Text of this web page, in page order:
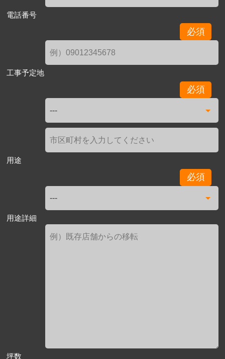
電話番号
必須
工事予定地
必須
用途
必須
用途詳細
坪数